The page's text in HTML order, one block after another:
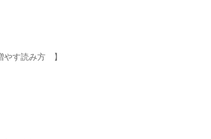
す読み方 】